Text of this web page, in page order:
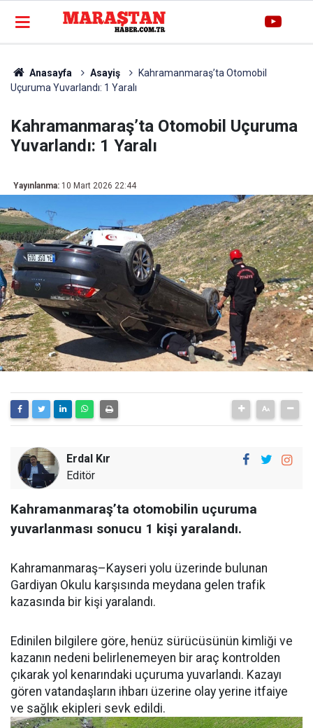
Anasayfa Asayiş
Kahramanmaraş’ta Otomobil
Uçuruma Yuvarlandı: 1 Yaralı
Kahramanmaraş’ta Otomobil Uçuruma
Yuvarlandı: 1 Yaralı
Yayınlanma: 10 Mart 2026 22:44
Erdal Kır
Editör
Kahramanmaraş’ta otomobilin uçuruma
yuvarlanması sonucu 1 kişi yaralandı.
Kahramanmaraş–Kayseri yolu üzerinde bulunan
Gardiyan Okulu karşısında meydana gelen trafik
kazasında bir kişi yaralandı.
Edinilen bilgilere göre, henüz sürücüsünün kimliği ve
kazanın nedeni belirlenemeyen bir araç kontrolden
çıkarak yol kenarındaki uçuruma yuvarlandı. Kazayı
gören vatandaşların ihbarı üzerine olay yerine itfaiye
ve sağlık ekipleri sevk edildi.